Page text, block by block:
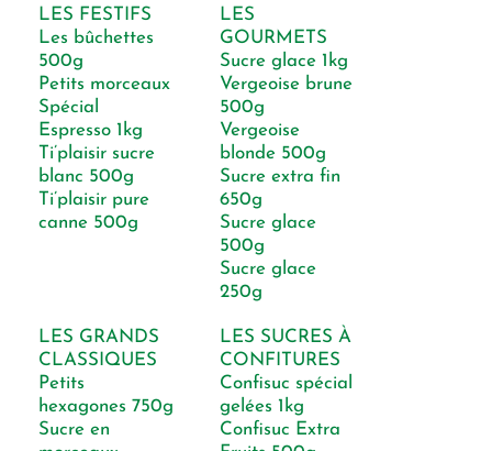
LES FESTIFS
Les bûchettes
500g
Petits morceaux
Spécial
Espresso 1kg
Ti’plaisir sucre
blanc 500g
Ti’plaisir pure
canne 500g
LES
GOURMETS
Sucre glace 1kg
Vergeoise brune
500g
Vergeoise
blonde 500g
Sucre extra fin
650g
Sucre glace
500g
Sucre glace
250g
LES GRANDS
CLASSIQUES
Petits
hexagones 750g
Sucre en
LES SUCRES À
CONFITURES
Confisuc spécial
gelées 1kg
Confisuc Extra